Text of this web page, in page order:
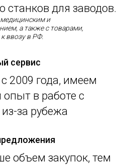
станков для заводов.
и
а также с товарами,
ввозу в РФ.
сервис
2009 года, имеем
в работе с
за рубежа
объем закупок, тем